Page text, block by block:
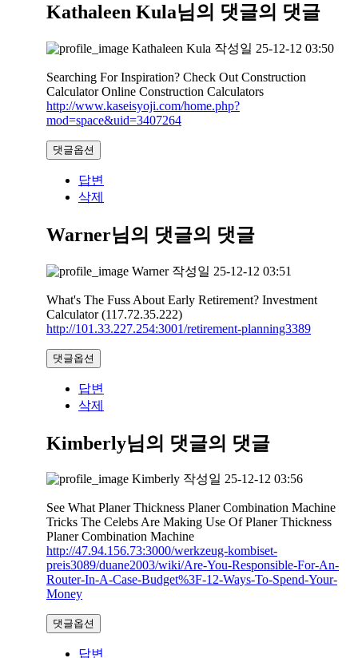
Kathaleen Kula님의 댓글의 댓글
Kathaleen Kula 작성일 25-12-12 03:50
Searching For Inspiration? Check Out Construction
Calculator Online Construction Calculators
http://www.kaseisyoji.com/home.php?
mod=space&uid=3407264
댓글옵션
답변
삭제
Warner님의 댓글의 댓글
Warner 작성일 25-12-12 03:51
What's The Fuss About Early Retirement? Investment
Calculator (117.72.35.222)
http://101.33.227.254:3001/retirement-planning3389
댓글옵션
답변
삭제
Kimberly님의 댓글의 댓글
Kimberly 작성일 25-12-12 03:56
See What Planer Thickness Planer Combination Machine
Tricks The Celebs Are Making Use Of Planer Thickness
Planer Combination Machine
http://47.94.156.73:3000/werkzeug-kombiset-
preis3089/duane2003/wiki/Are-You-Responsible-For-An-
Router-In-A-Case-Budget%3F-12-Ways-To-Spend-Your-
Money
댓글옵션
답변